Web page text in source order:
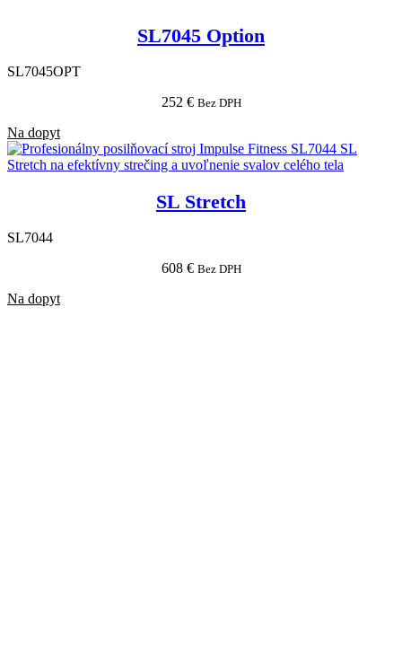
SL7045 Option
SL7045OPT
252 € Bez DPH
Na dopyt
SL Stretch
SL7044
608 € Bez DPH
Na dopyt